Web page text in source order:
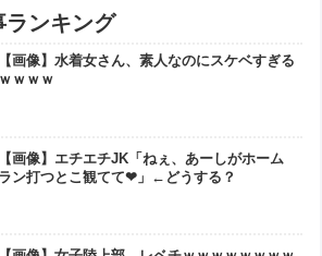
ランキング
【画像】水着女さん、素人なのにスケベすぎる
ｗｗｗｗ
【画像】エチエチJK「ねぇ、あーしがホーム
ラン打つとこ観てて❤」←どうする？